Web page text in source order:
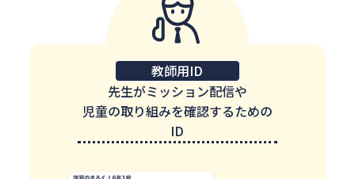
教師用ID
先生がミッション配信や
児童の取り組みを確認するための
ID